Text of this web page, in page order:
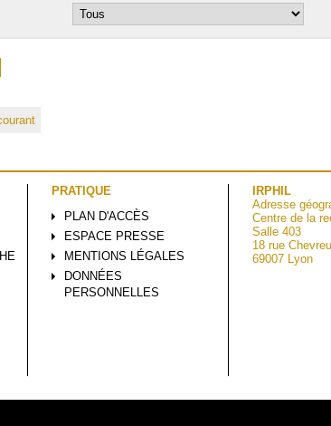
PRATIQUE
PLAN D'ACCÈS
ESPACE PRESSE
MENTIONS LÉGALES
DONNÉES
PERSONNELLES
IRPHIL
Adresse
Centre de la
Salle 403
18 rue Chevreul
69007 Lyon